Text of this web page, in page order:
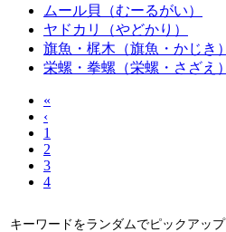
ムール貝（むーるがい）
ヤドカリ（やどかり）
旗魚・梶木（旗魚・かじき）
栄螺・拳螺（栄螺・さざえ）
«
‹
1
2
3
4
キーワードをランダムでピックアップ